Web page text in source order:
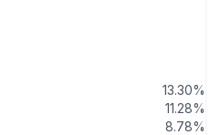
13.30%
11.28%
8.78%